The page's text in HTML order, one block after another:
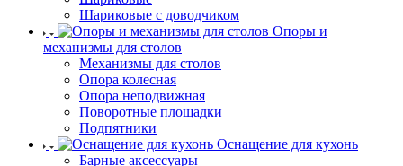
Шариковые с доводчиком
Опоры и
механизмы для столов
Механизмы для столов
Опора колесная
Опора неподвижная
Поворотные площадки
Подпятники
Оснащение для кухонь
Барные аксессуары